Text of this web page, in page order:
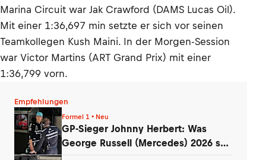
Marina Circuit war Jak Crawford (DAMS Lucas Oil).
Mit einer 1:36,697 min setzte er sich vor seinen
Teamkollegen Kush Maini. In der Morgen-Session
war Victor Martins (ART Grand Prix) mit einer
1:36,799 vorn.
Empfehlungen
Formel 1 • Neu
GP-Sieger Johnny Herbert: Was
George Russell (Mercedes) 2026 so